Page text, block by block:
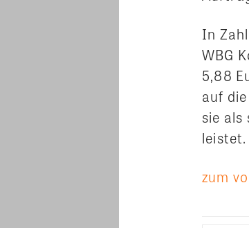
In
WBG
5,88
auf
sie
leistet.
zum